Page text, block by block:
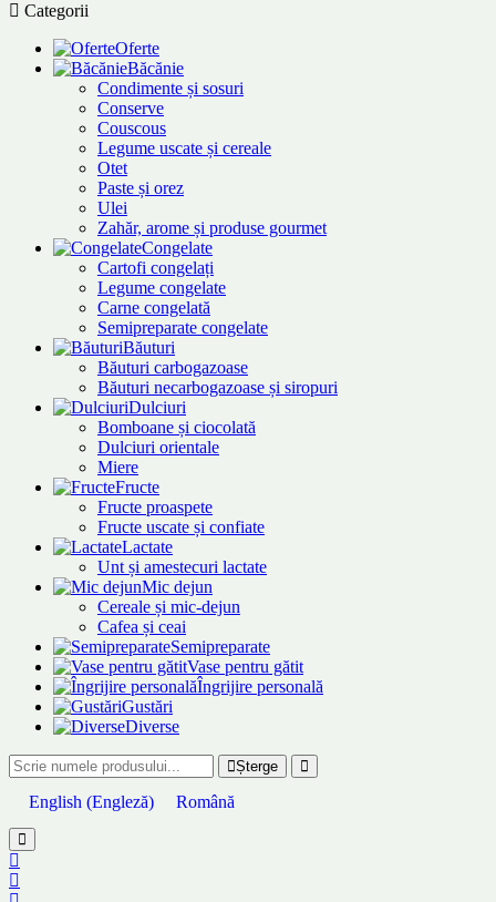
Categorii
Oferte
Băcănie
Condimente și sosuri
Conserve
Couscous
Legume uscate și cereale
Otet
Paste și orez
Ulei
Zahăr, arome și produse gourmet
Congelate
Cartofi congelați
Legume congelate
Carne congelată
Semipreparate congelate
Băuturi
Băuturi carbogazoase
Băuturi necarbogazoase și siropuri
Dulciuri
Bomboane și ciocolată
Dulciuri orientale
Miere
Fructe
Fructe proaspete
Fructe uscate și confiate
Lactate
Unt și amestecuri lactate
Mic dejun
Cereale și mic-dejun
Cafea și ceai
Semipreparate
Vase pentru gătit
Îngrijire personală
Gustări
Diverse
Șterge
English (Engleză) Română